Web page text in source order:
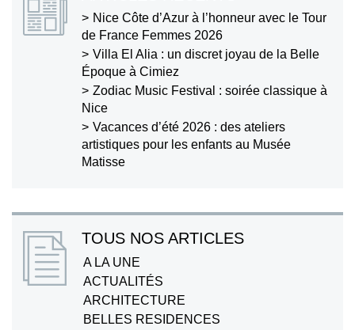
Nice Côte d’Azur à l’honneur avec le Tour
de France Femmes 2026
Villa El Alia : un discret joyau de la Belle
Époque à Cimiez
Zodiac Music Festival : soirée classique à
Nice
Vacances d’été 2026 : des ateliers
artistiques pour les enfants au Musée
Matisse
TOUS NOS ARTICLES
A LA UNE
ACTUALITÉS
ARCHITECTURE
BELLES RESIDENCES